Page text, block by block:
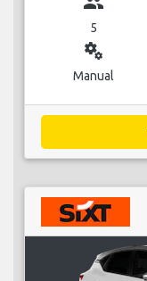
5
miscellaneous_services
Manual